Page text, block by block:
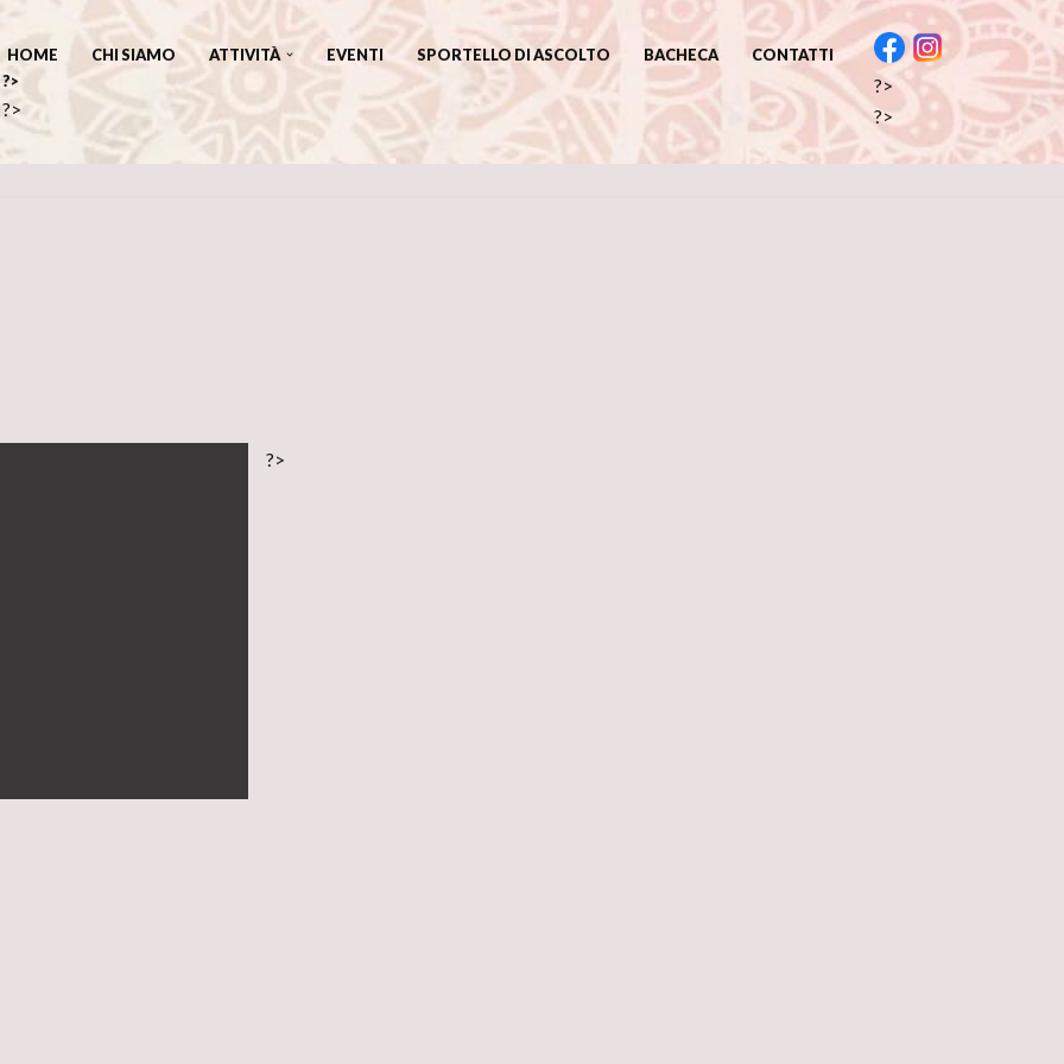
HOME CHI SIAMO ATTIVITÀ EVENTI SPORTELLO DI ASCOLTO BACHECA
CONTATTI
?>
?>
?>
?>
?>